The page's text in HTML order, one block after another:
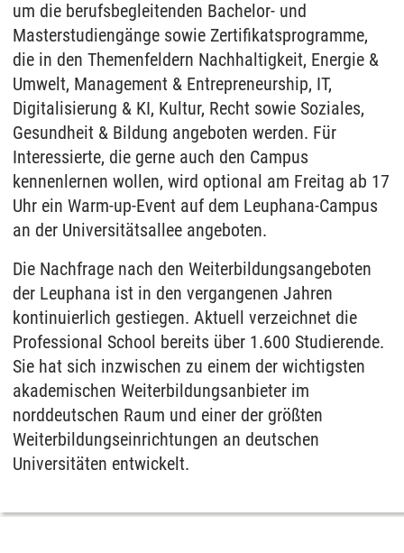
um die berufsbegleitenden Bachelor- und
Masterstudiengänge sowie Zertifikatsprogramme,
die in den Themenfeldern Nachhaltigkeit, Energie &
Umwelt, Management & Entrepreneurship, IT,
Digitalisierung & KI, Kultur, Recht sowie Soziales,
Gesundheit & Bildung angeboten werden. Für
Interessierte, die gerne auch den Campus
kennenlernen wollen, wird optional am Freitag ab 17
Uhr ein Warm-up-Event auf dem Leuphana-Campus
an der Universitätsallee angeboten.
Die Nachfrage nach den Weiterbildungsangeboten
der Leuphana ist in den vergangenen Jahren
kontinuierlich gestiegen. Aktuell verzeichnet die
Professional School bereits über 1.600 Studierende.
Sie hat sich inzwischen zu einem der wichtigsten
akademischen Weiterbildungsanbieter im
norddeutschen Raum und einer der größten
Weiterbildungseinrichtungen an deutschen
Universitäten entwickelt.